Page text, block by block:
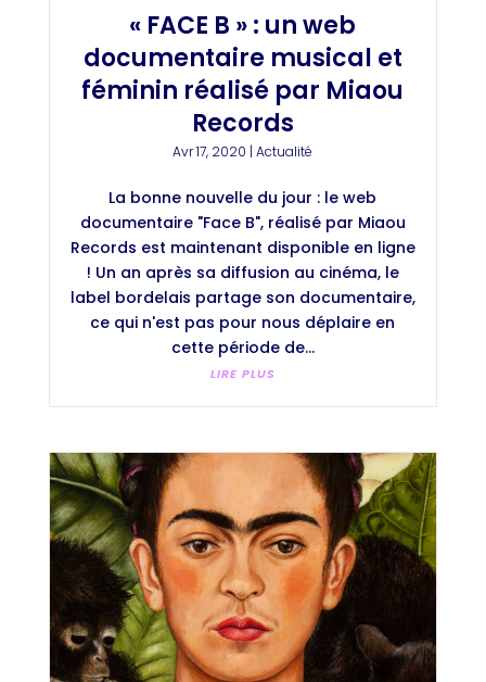
« FACE B » : un web
documentaire musical et
féminin réalisé par Miaou
Records
Avr 17, 2020 |Actualité
La bonne nouvelle du jour : le web
documentaire "Face B", réalisé par Miaou
Records est maintenant disponible en ligne
! Un an après sa diffusion au cinéma, le
label bordelais partage son documentaire,
ce qui n'est pas pour nous déplaire en
cette période de...
LIRE PLUS